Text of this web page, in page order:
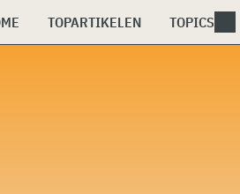
TOPARTIKELEN TOPICS